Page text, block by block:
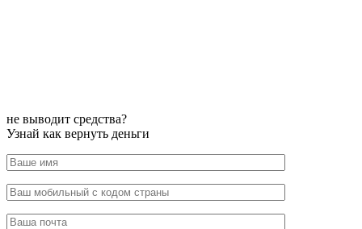
не выводит средства?
Узнай как вернуть деньги